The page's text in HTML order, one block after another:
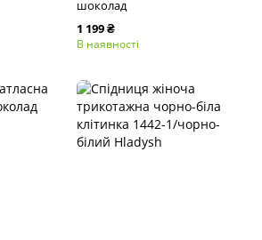
шоколад
1 199 ₴
В наявності